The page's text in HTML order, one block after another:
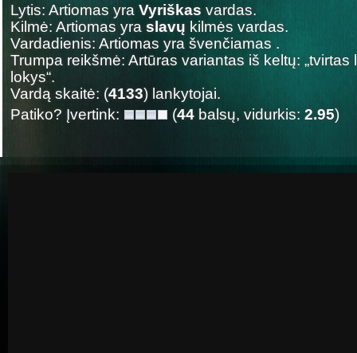
Lytis: Artiomas yra Vyriškas vardas.
Kilmė: Artiomas yra slavų kilmės vardas.
Vardadienis: Artiomas yra švenčiamas .
Trumpa reikšmė: Artūras variantas iš keltų:
lokys“.
Vardą skaitė: (4133) lankytojai.
Patiko? Įvertink:
(44 balsų, vidurkis: 2.95)